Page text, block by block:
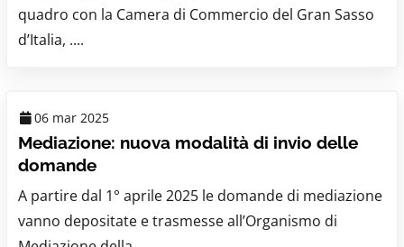
quadro con la Camera di Commercio del Gran Sasso
d’Italia, ....
06 mar 2025
Mediazione: nuova modalità di invio delle
domande
A partire dal 1° aprile 2025 le domande di mediazione
vanno depositate e trasmesse all’Organismo di